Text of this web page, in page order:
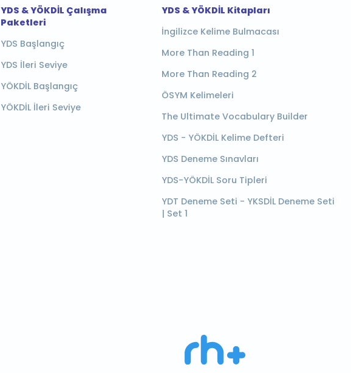
YDS & YÖKDİL Çalışma
Paketleri
YDS Başlangıç
YDS İleri Seviye
YÖKDİL Başlangıç
YÖKDİL İleri Seviye
YDS & YÖKDİL Kitapları
İngilizce Kelime Bulmacası
More Than Reading 1
More Than Reading 2
ÖSYM Kelimeleri
The Ultimate Vocabulary Builder
YDS - YÖKDİL Kelime Defteri
YDS Deneme Sınavları
YDS-YÖKDİL Soru Tipleri
YDT Deneme Seti - YKSDİL Deneme Seti
| Set 1